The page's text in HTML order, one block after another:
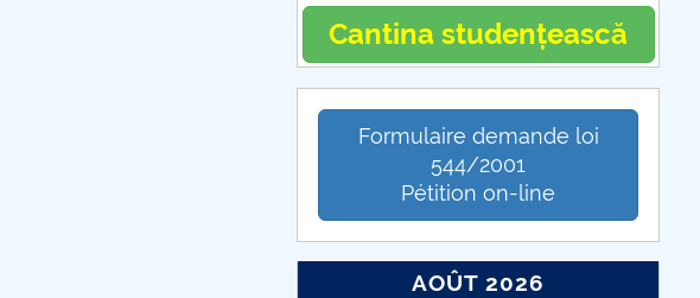
Cantina studențească
Formulaire demande loi
544/2001
Pétition on-line
AOÛT 2026